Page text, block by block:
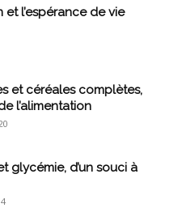
et l’espérance de vie
et céréales complètes,
l’alimentation
glycémie, d’un souci à